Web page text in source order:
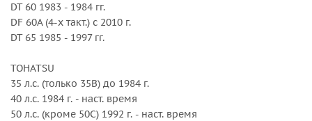
DT 60 1983 - 1984 гг.
DF 60A (4-х такт.) с 2010 г.
DT 65 1985 - 1997 гг.
TOHATSU
35 л.с. (только 35B) до 1984 г.
40 л.с. 1984 г. - наст. время
50 л.с. (кроме 50C) 1992 г. - наст. время